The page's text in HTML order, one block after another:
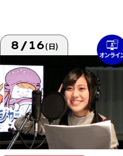
8/16(日)